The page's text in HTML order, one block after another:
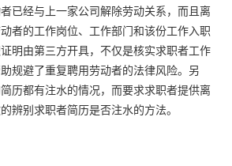
已经与上一家公司解除劳动关系，而且离
者的工作岗位、工作部门和该份工作入职
明由第三方开具，不仅是核实求职者工作
规避了重复聘用劳动者的法律风险。另
历都有注水的情况，而要求求职者提供离
辨别求职者简历是否注水的方法。